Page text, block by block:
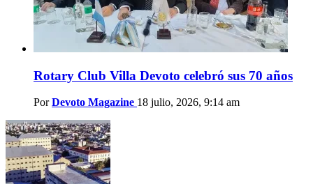
Rotary Club Villa Devoto celebró sus 70 años
Por Devoto Magazine 18 julio, 2026, 9:14 am